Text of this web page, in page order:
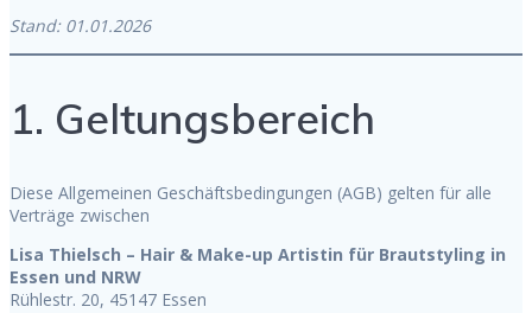
Stand: 01.01.2026
1. Geltungsbereich
Diese Allgemeinen Geschäftsbedingungen (AGB) gelten für alle
Verträge zwischen
Lisa Thielsch – Hair & Make-up Artistin für Brautstyling in
Essen und NRW
Rühlestr. 20, 45147 Essen